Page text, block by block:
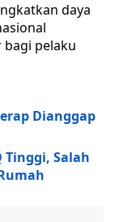
daya
pelaku
Dianggap
Tinggi, Salah